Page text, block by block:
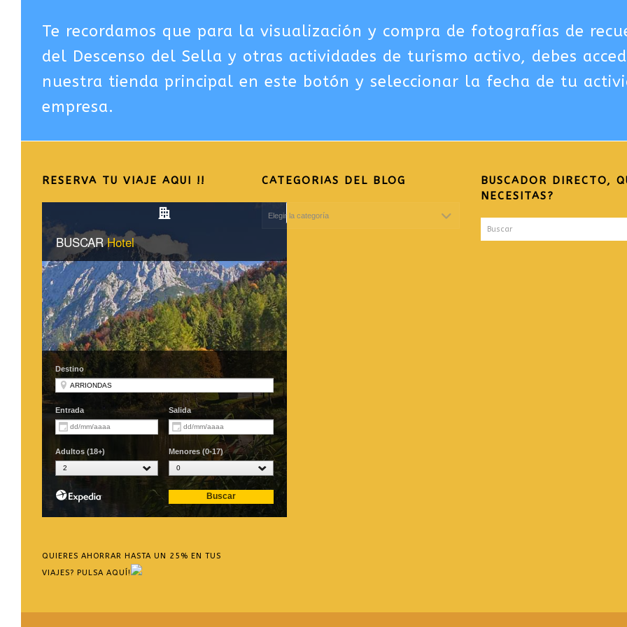
Te recordamos que para la visualización y compra de fotografías de
del Descenso del Sella y otras actividades de turismo activo, debes
nuestra tienda principal en este botón y seleccionar la fecha de tu
empresa.
RESERVA TU VIAJE AQUI !!
QUIERES AHORRAR HASTA UN 25% EN TUS
VIAJES? PULSA AQUÍ!
CATEGORIAS DEL BLOG
BUSCADOR DIRECTO,
NECESITAS?
Buscar